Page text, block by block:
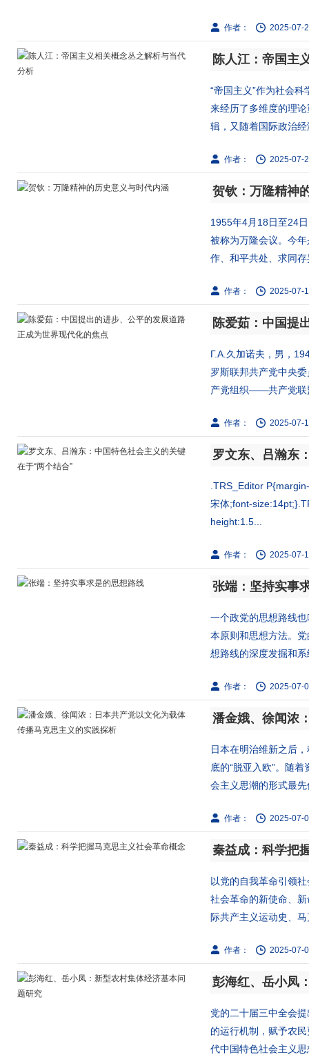
作者： 2025-07-
陈人江：帝国主
“帝国主义”作为社会
来经历了多维度的理
辑，又随着国际政治
作者： 2025-07-
贺钦：万隆精神
1955年4月18日至24
被称为万隆会议。今
作、和平共处、求同存
作者： 2025-07-
Г.А.久加诺夫，男，
罗斯联邦共产党中央
产党组织——共产党联
作者： 2025-07-
罗文东、吕瀚东
.TRS_Editor
宋体;font-
height:1.5...
作者： 2025-07-
张端：坚持实事
一个政党的思想路线
本原则和思想方法。
想路线的深度发掘和
作者： 2025-07-
日本在明治维新之后
底的“脱亚入欧”。随
会主义思潮的形式最
作者： 2025-07-
秦益成：科学把
以党的自我革命引领
社会革命的新使命、
际共产主义运动史、
作者： 2025-07-
彭海红、岳小凤
党的二十届三中全会
的运行机制，赋予农
代中国特色社会主义